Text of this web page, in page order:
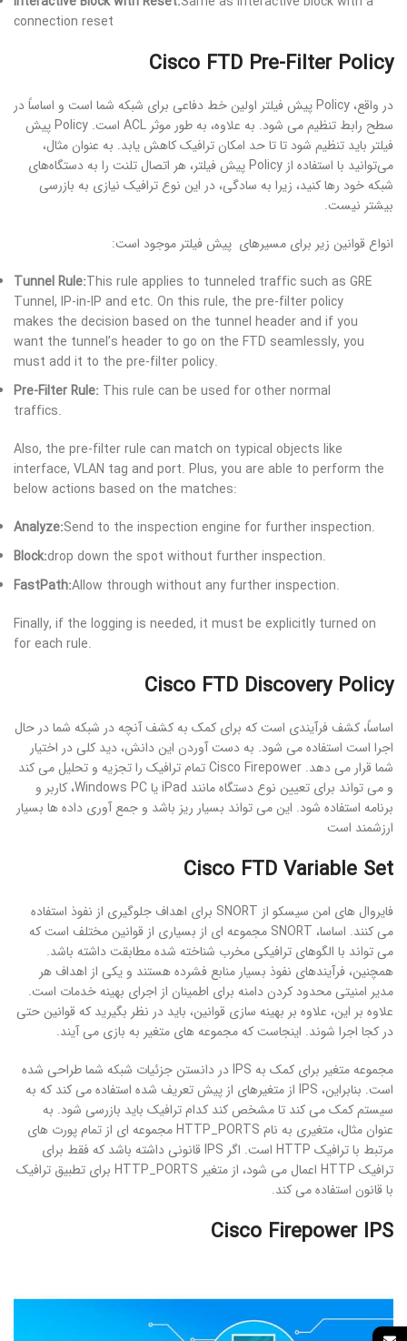
connection reset
Cisco FTD Pre-Filter Policy
در واقع، Policy پیش فیلتر اولین خط دفاعی برای شبکه شما است و اساساً در
سطح رابط تنظیم می شود. به علاوه، به طور موثر ACL است. Policy پیش
فیلتر باید تنظیم شود تا تا حد امکان ترافیک کاهش یابد. به عنوان مثال،
می‌توانید با استفاده از Policy پیش فیلتر، هر اتصال تلنت را به دستگاه‌های
شبکه خود رها کنید، زیرا به سادگی، در این نوع ترافیک نیازی به بازرسی
بیشتر نیست.
انواع قوانین زیر برای مسیرهای پیش فیلتر موجود است:
Tunnel Rule:This rule applies to tunneled traffic such as GRE
Tunnel, IP-in-IP and etc. On this rule, the pre-filter policy
makes the decision based on the tunnel header and if you
want the tunnel’s header to go on the FTD seamlessly, you
must add it to the pre-filter policy.
Pre-Filter Rule: This rule can be used for other normal
traffics.
Also, the pre-filter rule can match on typical objects like
interface, VLAN tag and port. Plus, you are able to perform the
below actions based on the matches:
Analyze:Send to the inspection engine for further inspection.
Block:drop down the spot without further inspection.
FastPath:Allow through without any further inspection.
Finally, if the logging is needed, it must be explicitly turned on
for each rule.
Cisco FTD Discovery Policy
اساساً، کشف فرآیندی است که برای کمک به کشف آنچه در شبکه شما در حال
اجرا است استفاده می شود. به دست آوردن این دانش، دید کلی در اختیار
شما قرار می دهد. Cisco Firepower تمام ترافیک را تجزیه و تحلیل می کند
و می تواند برای تعیین نوع دستگاه مانند iPad یا Windows PC، کاربر و
برنامه استفاده شود. این می تواند بسیار ریز باشد و جمع آوری داده ها بسیار
ارزشمند است
Cisco FTD Variable Set
فایروال های امن سیسکو از SNORT برای اهداف جلوگیری از نفوذ استفاده
می کنند. اساسا، SNORT مجموعه ای از بسیاری از قوانین مختلف است که
می تواند با الگوهای ترافیکی مخرب شناخته شده مطابقت داشته باشد.
همچنین، فرآیندهای نفوذ بسیار منابع فشرده هستند و یکی از اهداف هر
مدیر امنیتی محدود کردن دامنه برای اطمینان از اجرای بهینه خدمات است.
علاوه بر این، علاوه بر بهینه سازی قوانین، باید در نظر بگیرید که قوانین حتی
در کجا اجرا شوند. اینجاست که مجموعه های متغیر به بازی می آیند.
مجموعه متغیر برای کمک به IPS در دانستن جزئیات شبکه شما طراحی شده
است. بنابراین، IPS از متغیرهای از پیش تعریف شده استفاده می کند که به
سیستم کمک می کند تا مشخص کند کدام ترافیک باید بازرسی شود. به
عنوان مثال، متغیری به نام HTTP_PORTS مجموعه ای از تمام پورت های
مرتبط با ترافیک HTTP است. اگر IPS قانونی داشته باشد که فقط برای
ترافیک HTTP اعمال می شود، از متغیر HTTP_PORTS برای تطبیق ترافیک
با قانون استفاده می کند.
Cisco Firepower IPS